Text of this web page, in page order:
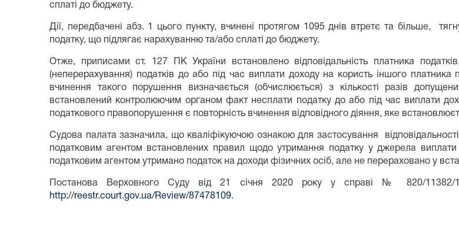
сплаті до бюджету.
Дії, передбачені абз. 1 цього пункту, вчинені протягом 1095 днів втретє та більше,
податку, що підлягає нарахуванню та/або сплаті до бюджету.
Отже, приписами ст. 127 ПК України встановлено відповідальність платника
(неперерахування) податків до або під час виплати доходу на користь іншого платника
вчинення такого порушення визначається (обчислюється) з кількості разів
встановлений контролюючим органом факт несплати податку до або під час виплати
податкового правопорушення є повторність вчинення відповідного діяння, яке
Судова палата зазначила, що кваліфікуючою ознакою для застосування
податковим агентом встановлених правил щодо утримання податку у джерела
податковим агентом утримано податок на доходи фізичних осіб, але не перераховано у
Постанова Верховного Суду від 21 січня 2020 року у справі № 820/11382/
http://reestr.court.gov.ua/Review/87478109.